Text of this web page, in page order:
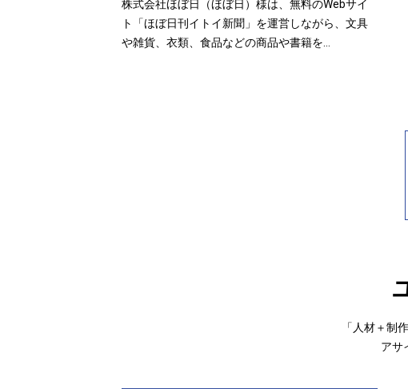
株式会社ほぼ日（ほぼ日）様は、無料のWebサイ
ト「ほぼ日刊イトイ新聞」を運営しながら、文具
や雑貨、衣類、食品などの商品や書籍を…
「人材＋制
アサ